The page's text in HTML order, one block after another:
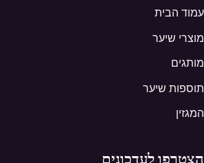
עמוד הבית
מוצרי שיער
מותגים
תוספות שיער
המגזין